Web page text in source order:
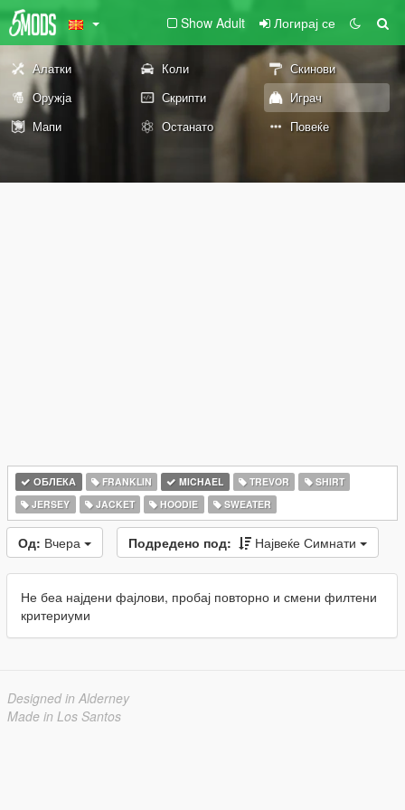
Show Adult Логирај се
Алатки Коли
Скинови
Оружја
Скрипти
Играч
Мапи
Останато Повеќе
ОБЛЕКА FRANKLIN MICHAEL TREVOR
SHIRT
JERSEY
JACKET HOODIE SWEATER
Од: Вчера Подредено под: Највеќе Симнати
Не беа најдени фајлови, пробај повторно и смени филтени
критериуми
Designed in Alderney
Made in Los Santos